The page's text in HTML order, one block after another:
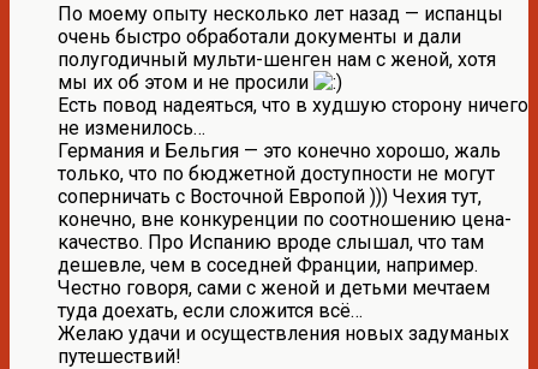
По моему опыту несколько лет назад — испанцы
очень быстро обработали документы и дали
полугодичный мульти-шенген нам с женой, хотя
мы их об этом и не просили
Есть повод надеяться, что в худшую сторону ничего
не изменилось…
Германия и Бельгия — это конечно хорошо, жаль
только, что по бюджетной доступности не могут
соперничать с Восточной Европой ))) Чехия тут,
конечно, вне конкуренции по соотношению цена-
качество. Про Испанию вроде слышал, что там
дешевле, чем в соседней Франции, например.
Честно говоря, сами с женой и детьми мечтаем
туда доехать, если сложится всё…
Желаю удачи и осуществления новых задуманых
путешествий!